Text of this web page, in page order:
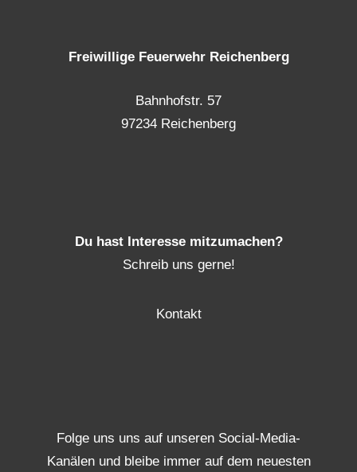
Freiwillige Feuerwehr Reichenberg
Bahnhofstr. 57
97234 Reichenberg
Du hast Interesse mitzumachen?
Schreib uns gerne!
Kontakt
Folge uns uns auf unseren Social-Media-
Kanälen und bleibe immer auf dem neuesten